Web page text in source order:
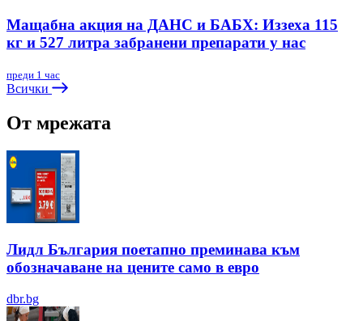
Мащабна акция на ДАНС и БАБХ: Иззеха 115
кг и 527 литра забранени препарати у нас
преди 1 час
Всички
От мрежата
Лидл България поетапно преминава към
обозначаване на цените само в евро
dbr.bg